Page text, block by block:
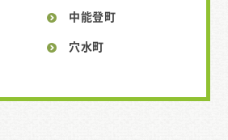
中能登町
穴水町